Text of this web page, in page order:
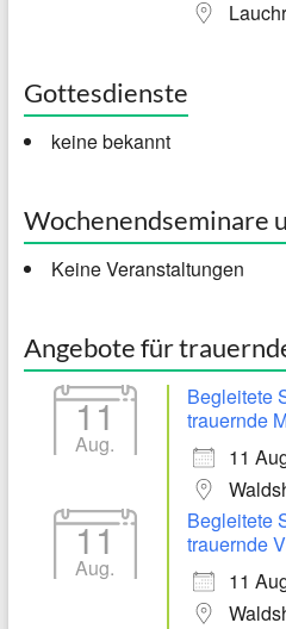
Gottesdienste
keine bekannt
Wochenendseminare
Keine Veranstaltungen
Angebote für
11
Aug.
Begleitete
trauernde
11
11
Aug.
Begleitete
trauernde
11